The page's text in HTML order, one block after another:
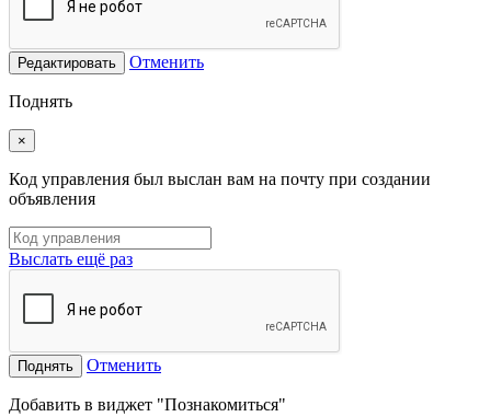
Редактировать Отменить
Поднять
×
Код управления был выслан вам на почту при создании
объявления
Выслать ещё раз
Поднять Отменить
Добавить в виджет "Познакомиться"